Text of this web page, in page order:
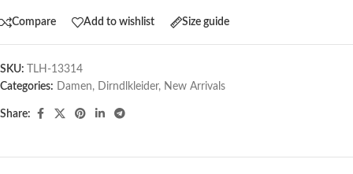
Compare Add to wishlist Size guide
SKU:
TLH-13314
Categories:
Damen, Dirndlkleider, New Arrivals
Share: